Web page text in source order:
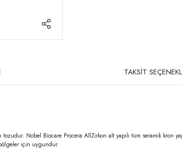
TAKSİT
Nobel Biocare Procera AllZirkon alt yapılı tüm seramik kron
için uygundur.